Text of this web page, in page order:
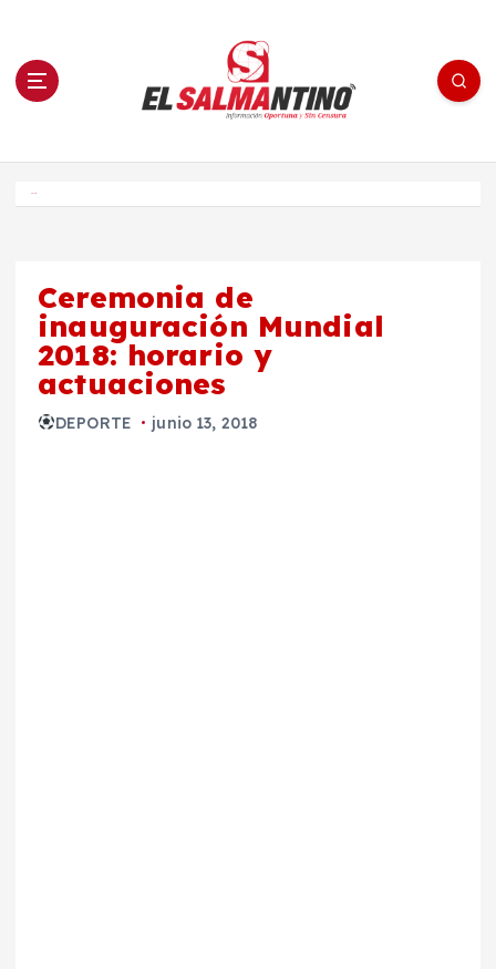
n El Salmantino - medios/noticias/editorial
Ceremonia de
inauguración Mundial
2018: horario y
actuaciones
DEPORTE junio 13, 2018